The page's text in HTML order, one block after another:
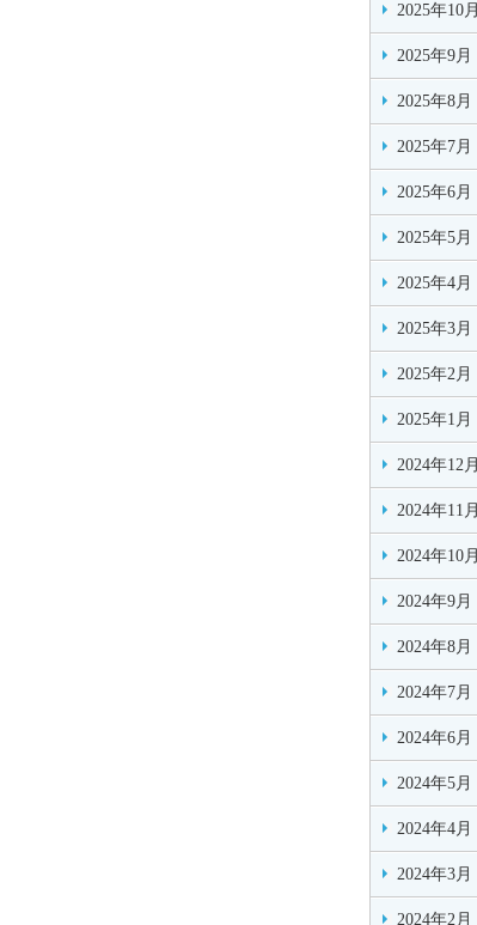
2025年10月
2025年9月
2025年8月
2025年7月
2025年6月
2025年5月
2025年4月
2025年3月
2025年2月
2025年1月
2024年12月
2024年11月
2024年10月
2024年9月
2024年8月
2024年7月
2024年6月
2024年5月
2024年4月
2024年3月
2024年2月